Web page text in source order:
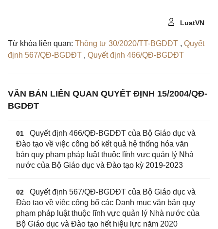
LuatVN
Từ khóa liên quan: Thông tư 30/2020/TT-BGDĐT , Quyết
định 567/QĐ-BGDĐT , Quyết định 466/QĐ-BGDĐT
VĂN BẢN LIÊN QUAN QUYẾT ĐỊNH 15/2004/QĐ-
BGDĐT
01
Quyết định 466/QĐ-BGDĐT của Bộ Giáo dục và
Đào tạo về việc công bố kết quả hệ thống hóa văn
bản quy phạm pháp luật thuộc lĩnh vực quản lý Nhà
nước của Bộ Giáo dục và Đào tạo kỳ 2019-2023
02
Quyết định 567/QĐ-BGDĐT của Bộ Giáo dục và
Đào tạo về việc công bố các Danh mục văn bản quy
phạm pháp luật thuộc lĩnh vực quản lý Nhà nước của
Bộ Giáo dục và Đào tạo hết hiệu lực năm 2020